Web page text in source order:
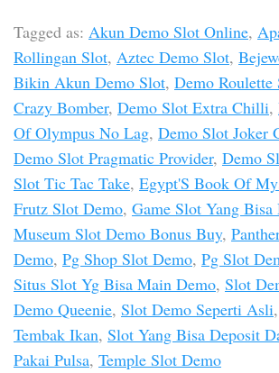
Tagged as: Akun Demo Slot Online,
Rollingan Slot, Aztec Demo Slot,
Bikin Akun Demo Slot, Demo Roulette
Crazy Bomber, Demo Slot Extra Chilli,
Of Olympus No Lag, Demo Slot Joker
Demo Slot Pragmatic Provider, Demo
Slot Tic Tac Take, Egypt'S Book Of
Frutz Slot Demo, Game Slot Yang
Museum Slot Demo Bonus Buy,
Demo, Pg Shop Slot Demo, Pg Slot
Situs Slot Yg Bisa Main Demo, Slot
Demo Queenie, Slot Demo Seperti Asli,
Tembak Ikan, Slot Yang Bisa Deposit
Pakai Pulsa, Temple Slot Demo